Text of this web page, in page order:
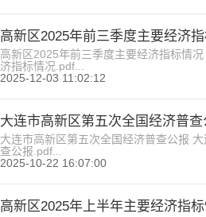
高新区2025年前三季度主要经济
高新区2025年前三季度主要经济指标情
济指标情况.pdf...
2025-12-03 11:02:12
大连市高新区第五次全国经济普查
大连市高新区第五次全国经济普查公报
查公报.pdf...
2025-10-22 16:07:00
高新区2025年上半年主要经济指